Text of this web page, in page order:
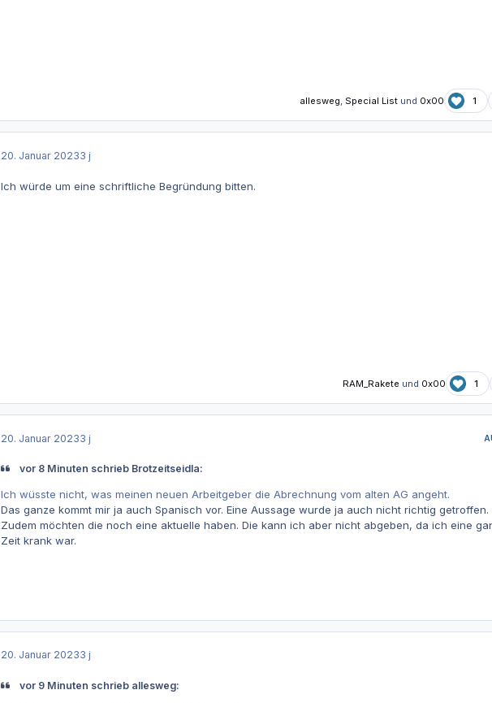
allesweg Special List und 0x00 1
20. Januar 20233 j
Ich würde um eine schriftliche Begründung bitten.
RAM_Rakete und 0x00 1
20. Januar 20233 j
vor 8 Minuten schrieb Brotzeitseidla:
Ich wüsste nicht, was meinen neuen Arbeitgeber die Abrechnung vom alten AG angeht.
Das ganze kommt mir ja auch Spanisch vor. Eine Aussage wurde ja auch nicht richtig getroffen.
Zudem möchten die noch eine aktuelle haben. Die kann ich aber nicht abgeben, da ich eine
Zeit krank war.
20. Januar 20233 j
vor 9 Minuten schrieb allesweg: